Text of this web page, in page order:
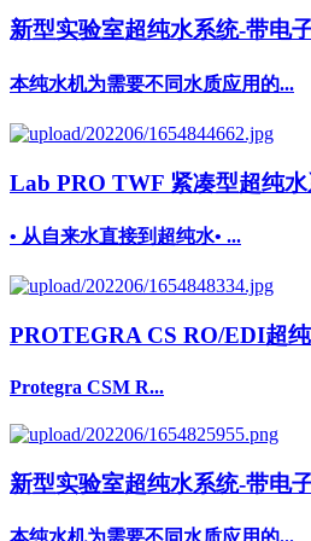
新型实验室超纯水系统-带电
本纯水机为需要不同水质应用的...
Lab PRO TWF 紧凑型超纯
• 从自来水直接到超纯水• ...
PROTEGRA CS RO/EDI超
Protegra CSM R...
新型实验室超纯水系统-带电